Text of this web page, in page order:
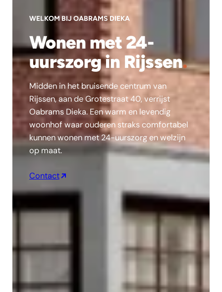
WELKOM BIJ OABRAMS DIEKA
Wonen met 24-
uurszorg in Rijssen.
Midden in het bruisende centrum van
Rijssen, aan de Grotestraat 40, verrijst
Oabrams Dieka. Een warm en levendig
woonhof waar ouderen straks comfortabel
kunnen wonen met 24-uurszorg en welzijn
op maat.
Contact